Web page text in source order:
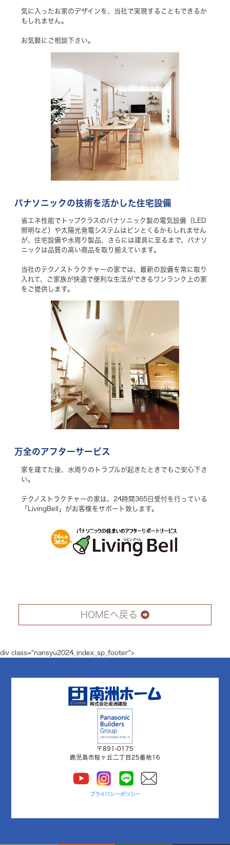
気に入ったお家のデザインを、当社で実現することもできるか
もしれません。
お気軽にご相談下さい。
パナソニックの技術を活かした住宅設備
省エネ性能でトップクラスのパナソニック製の電気設備（LED
照明など）や太陽光発電システムはピンとくるかもしれません
が、住宅設備や水周り製品、さらには建具に至るまで、パナソ
ニックは品質の高い商品を取り揃えています。
当社のテクノストラクチャーの家では、最新の設備を常に取り
入れて、ご家族が快適で便利な生活ができるワンランク上の家
をご提供します。
万全のアフターサービス
家を建てた後、水周りのトラブルが起きたときでもご安心下さ
い。
テクノストラクチャーの家は、24時間365日受付を行っている
「LivingBell」がお客様をサポート致します。
HOMEへ戻る
div class="nansyu2024_index_sp_footer">
〒891-0175
鹿児島市桜ヶ丘二丁目25番地16
プライバシーポリシー